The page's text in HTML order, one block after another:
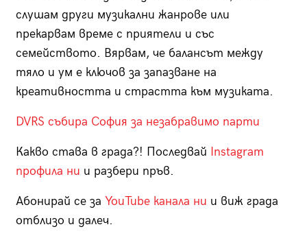
слушам други музикални жанрове или
прекарвам време с приятели и със
семейството. Вярвам, че балансът между
тяло и ум е ключов за запазване на
креативността и страстта към музиката.
DVRS събира София за незабравимо парти
Какво става в града?! Последвай Instagram
профила ни и разбери пръв.
Абонирай се за YouTube канала ни и виж града
отблизо и далеч.